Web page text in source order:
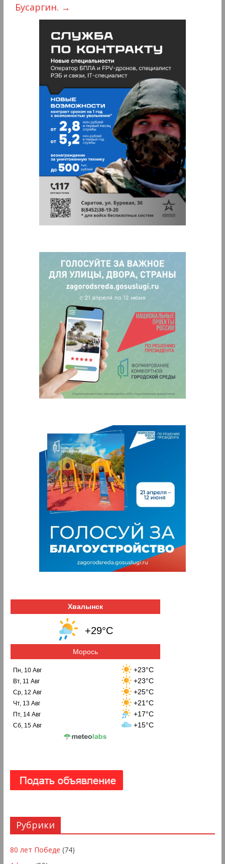
Бусаргин. →
Хвалынск
+29°C
Морось
Пн, 10 Авг +23°C
Вт, 11 Авг +23°C
Ср, 12 Авг +25°C
Чт, 13 Авг +21°C
Пт, 14 Авг +17°C
Сб, 15 Авг +15°C
Рубрики
80 лет Победе (74)